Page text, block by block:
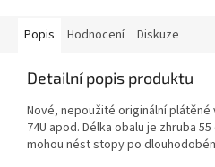
Popis Hodnocení Diskuze
Detailní popis produktu
Nové, nepoužité originální
74U apod. Délka obalu je zhruba
mohou nést stopy po